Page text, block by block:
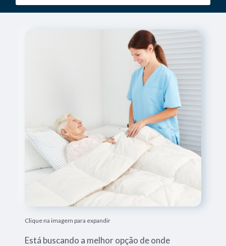
Clique na imagem para expandir
Está buscando a melhor opção de onde